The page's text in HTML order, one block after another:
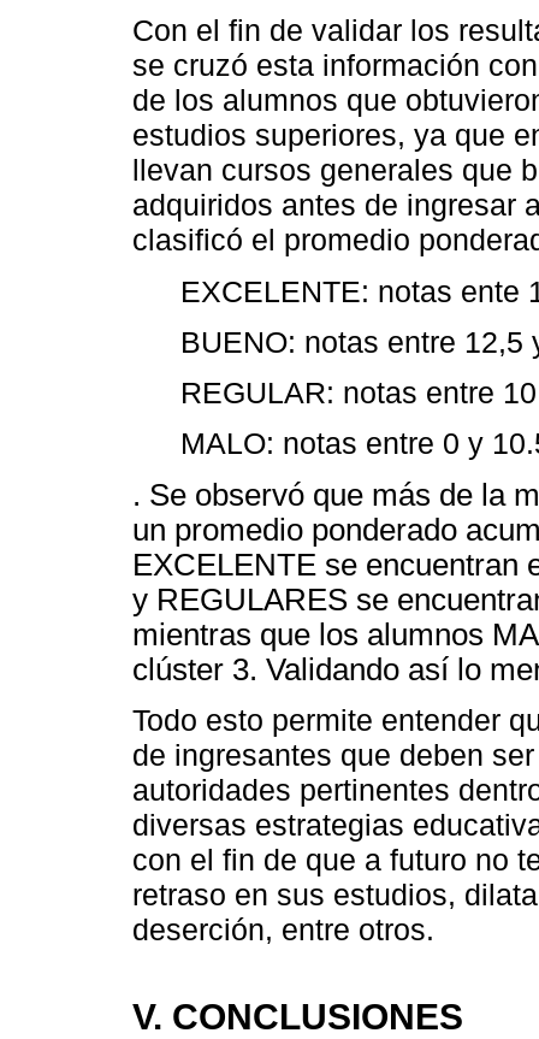
Con el fin de validar los
se cruzó esta información
de los alumnos que
estudios superiores, ya que
llevan cursos generales que
adquiridos antes de ingresar
clasificó el promedio
EXCELENTE: notas ente
BUENO: notas entre 12,5
REGULAR: notas entre
MALO: notas entre 0 y
. Se observó que más de la
un promedio ponderado
EXCELENTE se encuentran
y REGULARES se
mientras que los alumnos
clúster 3. Validando así lo
Todo esto permite entender
de ingresantes que deben
autoridades pertinentes
diversas estrategias
con el fin de que a futuro no
retraso en sus estudios,
deserción, entre otros.
V. CONCLUSIONES